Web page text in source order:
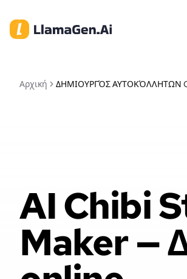
Αρχική ΔΗΜΙΟΥΡΓΌΣ ΑΥΤΟΚΌΛΛΗΤΩΝ
AI Chibi
Maker —